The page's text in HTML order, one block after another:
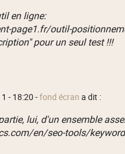
en ligne:
page1.fr/outil-
pour un seul test !!!
- 18:20 -fond écran a dit :
lui, d'un ensemble
en/seo-tools/